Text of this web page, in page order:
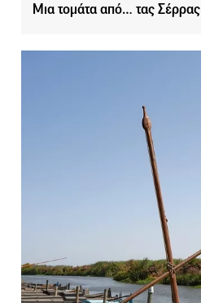
Μια τομάτα από… τας Σέρρας